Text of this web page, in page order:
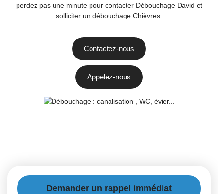
perdez pas une minute pour contacter Débouchage David et
solliciter un débouchage Chièvres.
Contactez-nous
Appelez-nous
Demander un rappel immédiat